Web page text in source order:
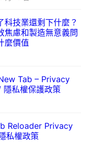
科技業還剩下什麼？
焦慮和製造無意義問
麼價值
Tab – Privacy
私權保護政策
Reloader Privacy
私權政策